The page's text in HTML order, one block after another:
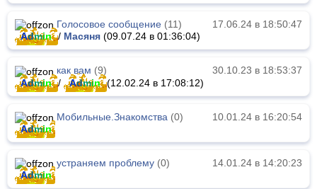
Голосовое сообщение (11)
17.06.24 в 18:50:47
Admin / Масяня (09.07.24 в 01:36:04)
как вам (9)
30.10.23 в 18:53:37
Admin / Admin (12.02.24 в 17:08:12)
Мобильные.Знакомства (0)
10.01.24 в 16:20:54
Admin
устраняем проблему (0)
14.01.24 в 14:20:23
Admin